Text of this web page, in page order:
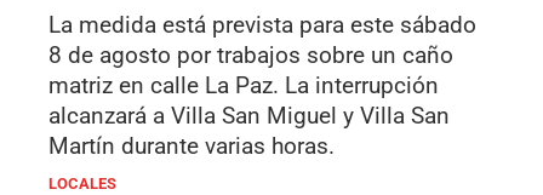
La medida está prevista para este sábado
8 de agosto por trabajos sobre un caño
matriz en calle La Paz. La interrupción
alcanzará a Villa San Miguel y Villa San
Martín durante varias horas.
LOCALES